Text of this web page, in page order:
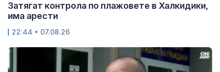
Затягат контрола по плажовете в Халкидики,
има арести
22:44 • 07.08.26